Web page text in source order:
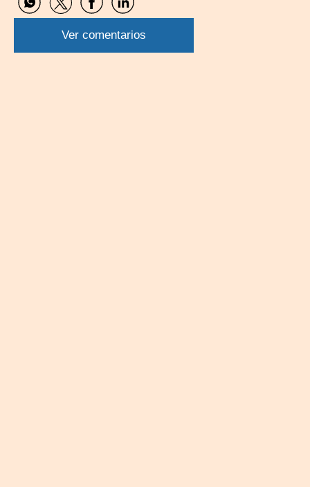
Compartir
por
WhatsApp
Compartir
por
Twitter
Compartir
por
Facebook
Compartir
por
Linkedin
Ver comentarios